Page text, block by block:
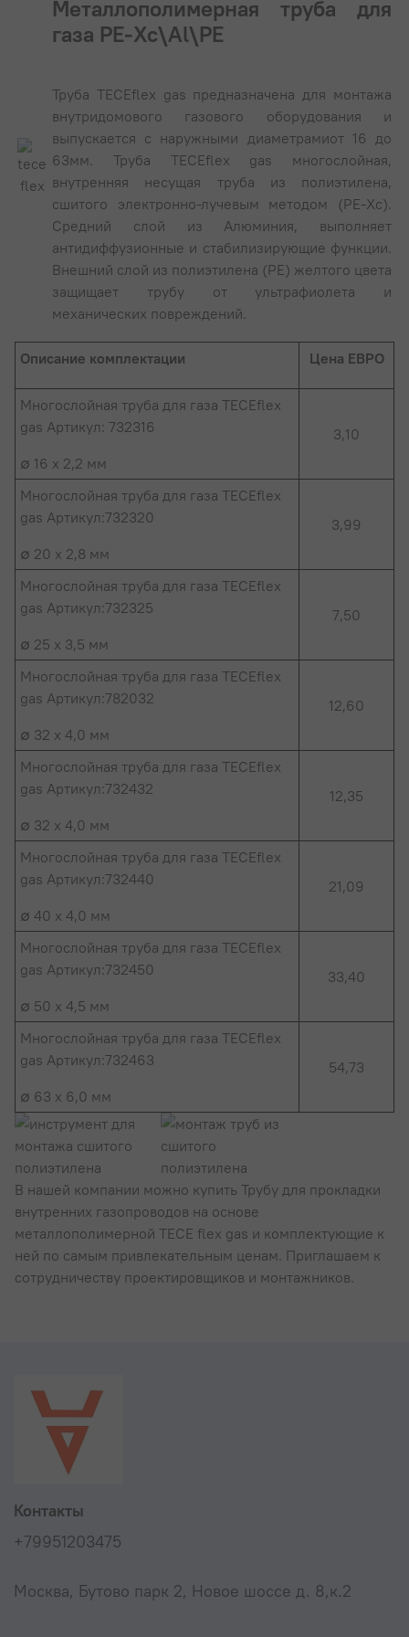
Металлополимерная труба для
газа PE-Xc\Al\PE
Труба TECEflex gas предназначена для монтажа
внутридомового газового оборудования и
выпускается с наружными диаметрамиот 16 до
63мм. Труба TECEflex gas многослойная,
внутренняя несущая труба из полиэтилена,
сшитого электронно-лучевым методом (PE-Xc).
Средний слой из Алюминия, выполняет
антидиффузионные и стабилизирующие функции.
Внешний слой из полиэтилена (PE) желтого цвета
защищает трубу от ультрафиолета и
механических повреждений.
Описание комплектации Цена ЕВРО
Многослойная труба для газа TECEflex
gas Артикул: 732316
∅ 16 x 2,2 мм
3,10
Многослойная труба для газа TECEflex
gas Артикул:732320
∅ 20 x 2,8 мм
3,99
Многослойная труба для газа TECEflex
gas Артикул:732325
∅ 25 x 3,5 мм
7,50
Многослойная труба для газа TECEflex
gas Артикул:782032
∅ 32 x 4,0 мм
12,60
Многослойная труба для газа TECEflex
gas Артикул:732432
∅ 32 x 4,0 мм
12,35
Многослойная труба для газа TECEflex
gas Артикул:732440
∅ 40 x 4,0 мм
21,09
Многослойная труба для газа TECEflex
gas Артикул:732450
∅ 50 x 4,5 мм
33,40
Многослойная труба для газа TECEflex
gas Артикул:732463
∅ 63 x 6,0 мм
54,73
В нашей компании можно купить Трубу для прокладки
внутренних газопроводов на основе
металлополимерной TECE flex gas и комплектующие к
ней по самым привлекательным ценам. Приглашаем к
сотрудничеству проектировщиков и монтажников.
Контакты
+79951203475
Москва, Бутово парк 2, Новое шоссе д. 8,к.2